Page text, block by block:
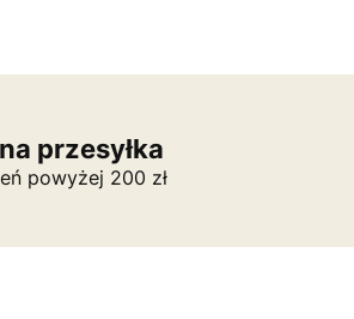
przesyłka
powyżej 200 zł